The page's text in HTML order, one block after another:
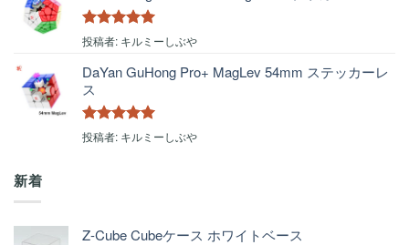
5段階中5の
投稿者: キルミーしぶや
DaYan GuHong Pro+ MagLev 54mm ステッカーレ
ス
5段階中5の
投稿者: キルミーしぶや
新着
Z-Cube Cubeケース ホワイトベース